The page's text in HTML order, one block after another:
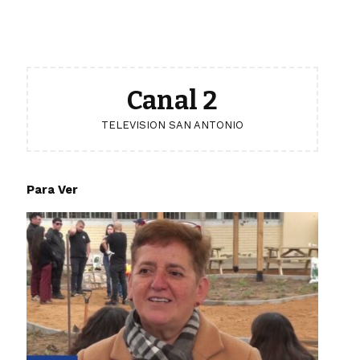
Canal 2
TELEVISION SAN ANTONIO
Para Ver